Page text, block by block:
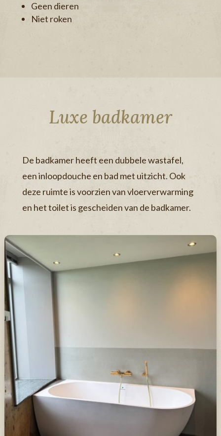
Geen dieren
Niet roken
Luxe badkamer
De badkamer heeft een dubbele wastafel,
een inloopdouche en bad met uitzicht. Ook
deze ruimte is voorzien van vloerverwarming
en het toilet is gescheiden van de badkamer.